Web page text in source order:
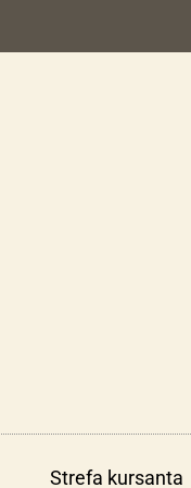
Strefa kursanta